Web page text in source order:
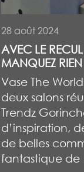
28 août 2024
AVEC LE
MANQUEZ
Vase The
deux salons
Trendz
d’inspiration,
de belles
fantastique de